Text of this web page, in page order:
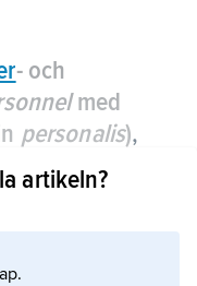
- och
med
personalis),
mellan
artikeln?